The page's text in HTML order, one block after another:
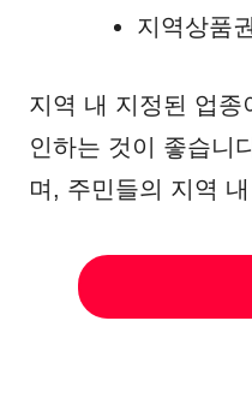
지역상품권
지역 내 지정된 업
인하는 것이 좋습니
며, 주민들의 지역